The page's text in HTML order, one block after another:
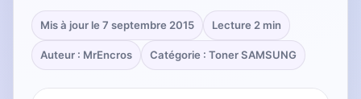
Mis à jour le 7 septembre 2015 Lecture 2 min
Auteur : MrEncros Catégorie : Toner SAMSUNG